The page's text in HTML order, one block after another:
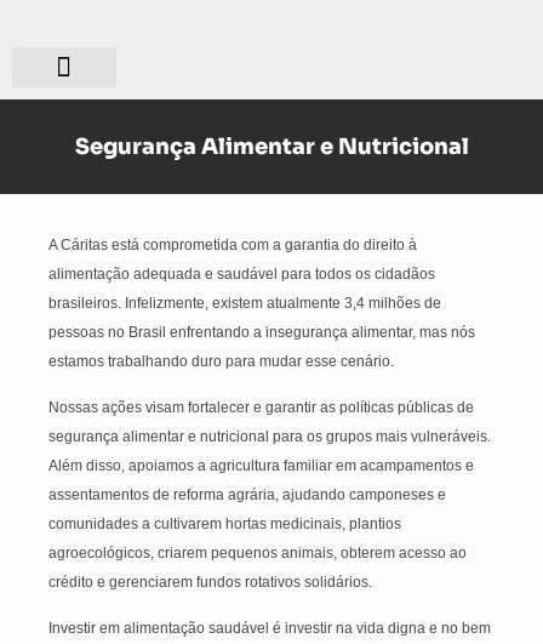
Segurança Alimentar e Nutricional
A Cáritas está comprometida com a garantia do direito à
alimentação adequada e saudável para todos os cidadãos
brasileiros. Infelizmente, existem atualmente 3,4 milhões de
pessoas no Brasil enfrentando a insegurança alimentar, mas nós
estamos trabalhando duro para mudar esse cenário.
Nossas ações visam fortalecer e garantir as políticas públicas de
segurança alimentar e nutricional para os grupos mais vulneráveis.
Além disso, apoiamos a agricultura familiar em acampamentos e
assentamentos de reforma agrária, ajudando camponeses e
comunidades a cultivarem hortas medicinais, plantios
agroecológicos, criarem pequenos animais, obterem acesso ao
crédito e gerenciarem fundos rotativos solidários.
Investir em alimentação saudável é investir na vida digna e no bem